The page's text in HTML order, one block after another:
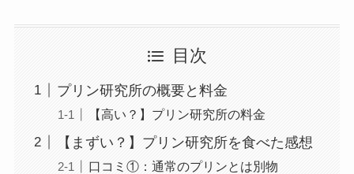
目次
プリン研究所の概要と料金
【高い？】プリン研究所の料金
【まずい？】プリン研究所を食べた感想
口コミ①：通常のプリンとは別物